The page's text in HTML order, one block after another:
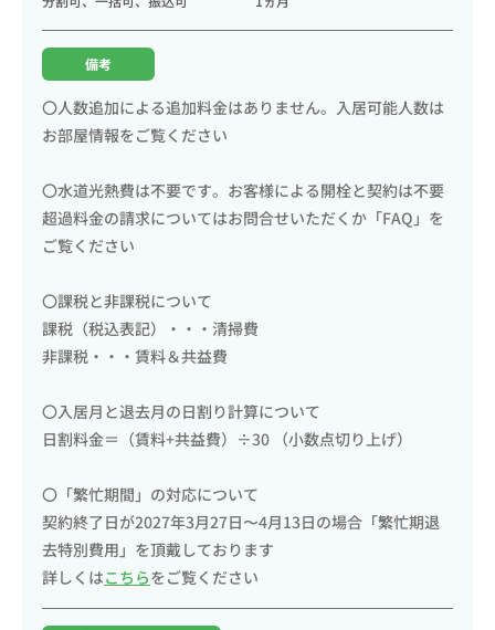
備考
〇人数追加による追加料金はありません。入居可能人数は
お部屋情報をご覧ください
〇水道光熱費は不要です。お客様による開栓と契約は不要
超過料金の請求についてはお問合せいただくか「FAQ」を
ご覧ください
〇課税と非課税について
課税（税込表記）・・・清掃費
非課税・・・賃料＆共益費
〇入居月と退去月の日割り計算について
日割料金＝（賃料+共益費）÷30 （小数点切り上げ）
〇「繁忙期間」の対応について
契約終了日が2027年3月27日〜4月13日の場合「繁忙期退
去特別費用」を頂戴しております
詳しくはこちらをご覧ください